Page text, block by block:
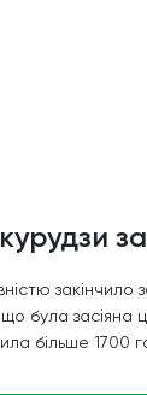
закінчило
була засіяна
більше 1700